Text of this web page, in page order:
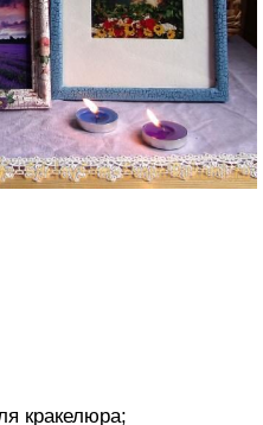
кракелюра;